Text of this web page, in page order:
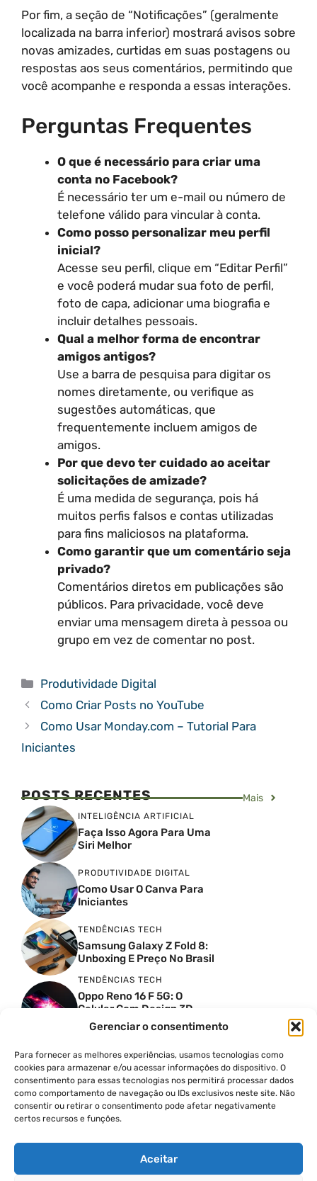
Gerenciar o consentimento
Para fornecer as melhores experiências, usamos tecnologias como
cookies para armazenar e/ou acessar informações do dispositivo. O
consentimento para essas tecnologias nos permitirá processar dados
como comportamento de navegação ou IDs exclusivos neste site. Não
consentir ou retirar o consentimento pode afetar negativamente
certos recursos e funções.
Aceitar
Por fim, a seção de “Notificações” (geralmente
localizada na barra inferior) mostrará avisos sobre
novas amizades, curtidas em suas postagens ou
respostas aos seus comentários, permitindo que
você acompanhe e responda a essas interações.
Perguntas Frequentes
O que é necessário para criar uma
conta no Facebook?
É necessário ter um e-mail ou número de
telefone válido para vincular à conta.
Como posso personalizar meu perfil
inicial?
Acesse seu perfil, clique em “Editar Perfil”
e você poderá mudar sua foto de perfil,
foto de capa, adicionar uma biografia e
incluir detalhes pessoais.
Qual a melhor forma de encontrar
amigos antigos?
Use a barra de pesquisa para digitar os
nomes diretamente, ou verifique as
sugestões automáticas, que
frequentemente incluem amigos de
amigos.
Por que devo ter cuidado ao aceitar
solicitações de amizade?
É uma medida de segurança, pois há
muitos perfis falsos e contas utilizadas
para fins maliciosos na plataforma.
Como garantir que um comentário seja
privado?
Comentários diretos em publicações são
públicos. Para privacidade, você deve
enviar uma mensagem direta à pessoa ou
grupo em vez de comentar no post.
Categorias
Produtividade Digital
Como Criar Posts no YouTube
Como Usar Monday.com – Tutorial Para
Iniciantes
POSTS RECENTES Mais
INTELIGÊNCIA ARTIFICIAL
Faça Isso Agora Para Uma
Siri Melhor
PRODUTIVIDADE DIGITAL
Como Usar O Canva Para
Iniciantes
TENDÊNCIAS TECH
Samsung Galaxy Z Fold 8:
Unboxing E Preço No Brasil
TENDÊNCIAS TECH
Oppo Reno 16 F 5G: O
Celular Com Design 3D
Surreal E Câmeras De 50
MP
PRODUTIVIDADE DIGITAL
Faca Isso Agora Para Uma
Siri Melhor
INSIGHTS & OPINIÃO
A Guerra Dos Datacenters:
Quais Os Problemas?